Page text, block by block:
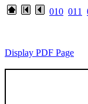
010 011
Display PDF Page